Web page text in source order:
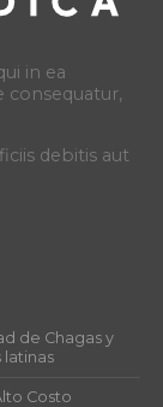
in ea
consequatur,
debitis aut
de Chagas y
Costo